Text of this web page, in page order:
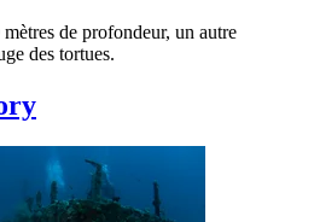
de profondeur, un autre
des tortues.